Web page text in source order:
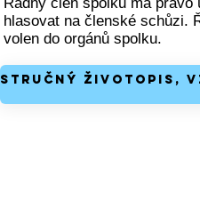
hlasovat na členské schůzi.
volen do orgánů spolku.